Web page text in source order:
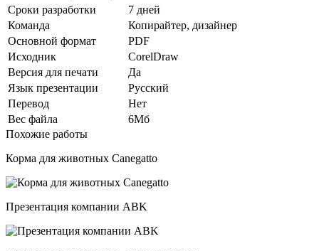
Сроки разработки
7 дней
Команда
Копирайтер, дизайнер
Основной формат
PDF
Исходник
CorelDraw
Версия для печати
Да
Язык презентации
Русский
Перевод
Нет
Вес файла
6Мб
Похожие работы
Корма для животных Canegatto
Презентация компании ABK